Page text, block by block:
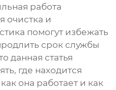
работа
очистка и
помогут избежать
срок службы
данная статья
где находится
как она работает и как